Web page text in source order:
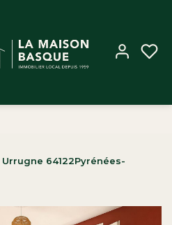
64122Pyrénées-